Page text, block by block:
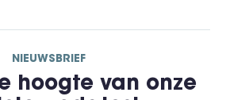
NIEUWSBRIEF
hoogte van onze